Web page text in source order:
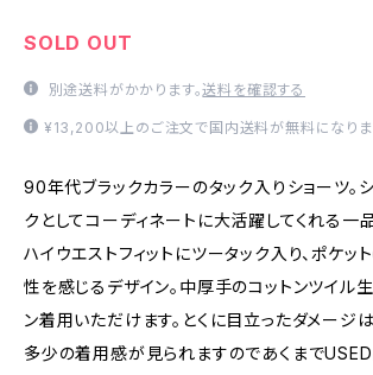
SOLD OUT
別途送料がかかります。送料を確認する
¥13,200以上のご注文で国内送料が無料になりま
90年代ブラックカラーのタック入りショーツ。
クとしてコーディネートに大活躍してくれる一
ハイウエストフィットにツータック入り、ポケッ
性を感じるデザイン。中厚手のコットンツイル
ン着用いただけます。とくに目立ったダメージ
多少の着用感が見られますのであくまで